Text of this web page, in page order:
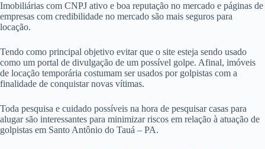
Imobiliárias com CNPJ ativo e boa reputação no mercado e páginas de
empresas com credibilidade no mercado são mais seguros para
locação.
Tendo como principal objetivo evitar que o site esteja sendo usado
como um portal de divulgação de um possível golpe. Afinal, imóveis
de locação temporária costumam ser usados por golpistas com a
finalidade de conquistar novas vítimas.
Toda pesquisa e cuidado possíveis na hora de pesquisar casas para
alugar são interessantes para minimizar riscos em relação à atuação de
golpistas em Santo Antônio do Tauá – PA.